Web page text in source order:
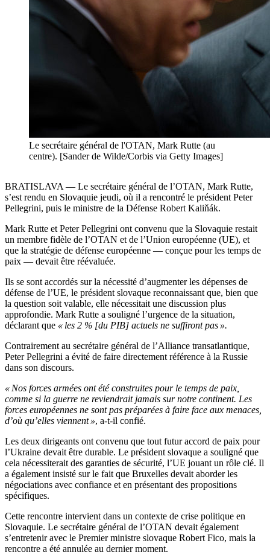
Le secrétaire général de l'OTAN, Mark Rutte (au
centre). [Sander de Wilde/Corbis via Getty Images]
BRATISLAVA — Le secrétaire général de l’OTAN, Mark Rutte,
s’est rendu en Slovaquie jeudi, où il a rencontré le président Peter
Pellegrini, puis le ministre de la Défense Robert Kaliňák.
Mark Rutte et Peter Pellegrini ont convenu que la Slovaquie restait
un membre fidèle de l’OTAN et de l’Union européenne (UE), et
que la stratégie de défense européenne — conçue pour les temps de
paix — devait être réévaluée.
Ils se sont accordés sur la nécessité d’augmenter les dépenses de
défense de l’UE, le président slovaque reconnaissant que, bien que
la question soit valable, elle nécessitait une discussion plus
approfondie. Mark Rutte a souligné l’urgence de la situation,
déclarant que « les 2 % [du PIB] actuels ne suffiront pas ».
Contrairement au secrétaire général de l’Alliance transatlantique,
Peter Pellegrini a évité de faire directement référence à la Russie
dans son discours.
« Nos forces armées ont été construites pour le temps de paix,
comme si la guerre ne reviendrait jamais sur notre continent. Les
forces européennes ne sont pas préparées à faire face aux menaces,
d’où qu’elles viennent », a-t-il confié.
Les deux dirigeants ont convenu que tout futur accord de paix pour
l’Ukraine devait être durable. Le président slovaque a souligné que
cela nécessiterait des garanties de sécurité, l’UE jouant un rôle clé. Il
a également insisté sur le fait que Bruxelles devait aborder les
négociations avec confiance et en présentant des propositions
spécifiques.
Cette rencontre intervient dans un contexte de crise politique en
Slovaquie. Le secrétaire général de l’OTAN devait également
s’entretenir avec le Premier ministre slovaque Robert Fico, mais la
rencontre a été annulée au dernier moment.